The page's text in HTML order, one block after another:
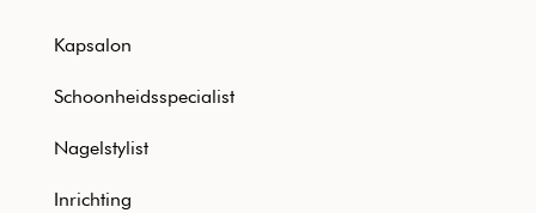
Kapsalon
Schoonheidsspecialist
Nagelstylist
Inrichting